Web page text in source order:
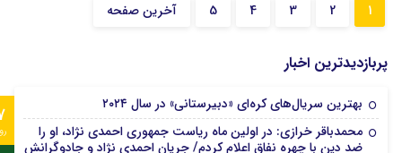
1
2
3
4
5 آخرین صفحه
پربازدیدترین اخبار
بهترین سریال‌های کره‌ای «دبیرستانی» در سال ۲۰۲۴
محمدباقر خرازی: در اولین ماه ریاست جمهوری احمدی نژاد، او را
ضد دین با چهره نفاق اعلام کردم/ جریان احمدی نژاد و جادوگرانش